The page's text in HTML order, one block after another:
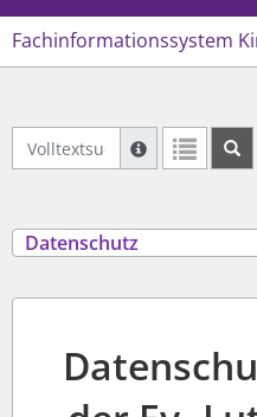
Fachinformationssystem
Volltextsuche Geltendes Recht
Suche mit
Weitere
Datenschutz